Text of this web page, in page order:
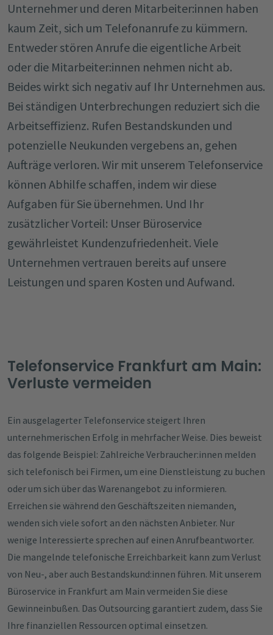
Unternehmer und deren Mitarbeiter:innen haben
kaum Zeit, sich um Telefonanrufe zu kümmern.
Entweder stören Anrufe die eigentliche Arbeit
oder die Mitarbeiter:innen nehmen nicht ab.
Beides wirkt sich negativ auf Ihr Unternehmen aus.
Bei ständigen Unterbrechungen reduziert sich die
Arbeitseffizienz. Rufen Bestandskunden und
potenzielle Neukunden vergebens an, gehen
Aufträge verloren. Wir mit unserem Telefonservice
können Abhilfe schaffen, indem wir diese
Aufgaben für Sie übernehmen. Und Ihr
zusätzlicher Vorteil: Unser Büroservice
gewährleistet Kundenzufriedenheit. Viele
Unternehmen vertrauen bereits auf unsere
Leistungen und sparen Kosten und Aufwand.
Telefonservice Frankfurt am Main:
Verluste vermeiden
Ein ausgelagerter Telefonservice steigert Ihren
unternehmerischen Erfolg in mehrfacher Weise. Dies beweist
das folgende Beispiel: Zahlreiche Verbraucher:innen melden
sich telefonisch bei Firmen, um eine Dienstleistung zu buchen
oder um sich über das Warenangebot zu informieren.
Erreichen sie während den Geschäftszeiten niemanden,
wenden sich viele sofort an den nächsten Anbieter. Nur
wenige Interessierte sprechen auf einen Anrufbeantworter.
Die mangelnde telefonische Erreichbarkeit kann zum Verlust
von Neu-, aber auch Bestandskund:innen führen. Mit unserem
Büroservice in Frankfurt am Main vermeiden Sie diese
Gewinneinbußen. Das Outsourcing garantiert zudem, dass Sie
Ihre finanziellen Ressourcen optimal einsetzen.